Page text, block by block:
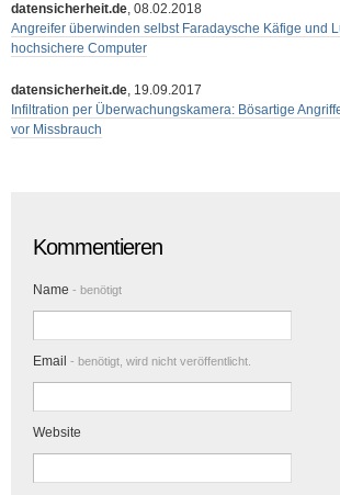
datensicherheit.de, 08.02.2018
Angreifer überwinden selbst Faradaysche Käfige und
hochsichere Computer
datensicherheit.de, 19.09.2017
Infiltration per Überwachungskamera: Bösartige
vor Missbrauch
Kommentieren
Name - benötigt
Email - benötigt, wird nicht veröffentlicht.
Website